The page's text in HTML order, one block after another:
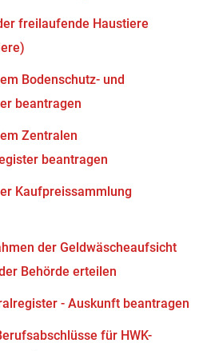
freilaufende Haustiere
Bodenschutz- und
beantragen
Zentralen
beantragen
Kaufpreissammlung
der Geldwäscheaufsicht
Behörde erteilen
- Auskunft beantragen
für HWK-